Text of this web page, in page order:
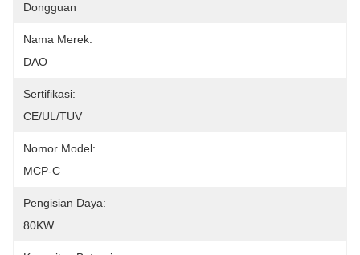
Dongguan
Nama Merek:
DAO
Sertifikasi:
CE/UL/TUV
Nomor Model:
MCP-C
Pengisian Daya:
80KW